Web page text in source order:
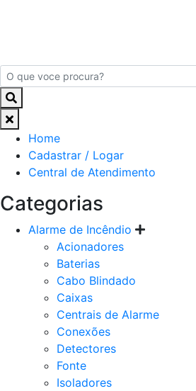
Home
Cadastrar / Logar
Central de Atendimento
Categorias
Alarme de Incêndio
Acionadores
Baterias
Cabo Blindado
Caixas
Centrais de Alarme
Conexões
Detectores
Fonte
Isoladores